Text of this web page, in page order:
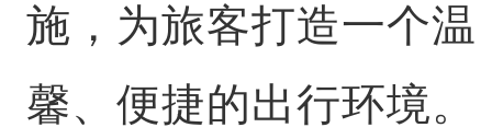
施，为旅客打造一个温
馨、便捷的出行环境。